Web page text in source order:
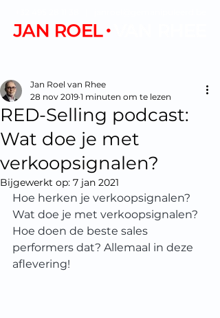
RED-Selling podcast:
Wat doe je met
verkoopsignalen?
Jan Roel van Rhee
28 nov 2019 1 minuten om te lezen
Bijgewerkt op: 7 jan 2021
Hoe herken je verkoopsignalen?
Wat doe je met verkoopsignalen?
Hoe doen de beste sales
performers dat? Allemaal in deze
aflevering!